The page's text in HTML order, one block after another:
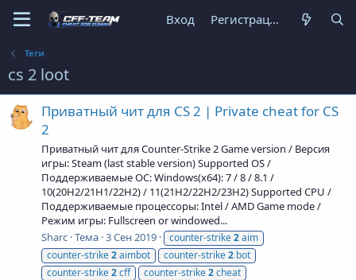
Вход Регистрация
Теги
cs 2 loot
Приватный чит для CS 2 | Private cheat for CS
2
Приватный чит для Counter-Strike 2 Game version / Версия
игры: Steam (last stable version) Supported OS /
Поддерживаемые ОС: Windows(x64): 7 / 8 / 8.1 /
10(20H2/21H1/22H2) / 11(21H2/22H2/23H2) Supported CPU /
Поддерживаемые процессоры: Intel / AMD Game mode /
Режим игры: Fullscreen or windowed...
Sharc Тема 3 Сен 2019 counter-strike2aim
counter-strike2aimbot counter-strike2 bot
counter-strike2cff counter-strike2cheat